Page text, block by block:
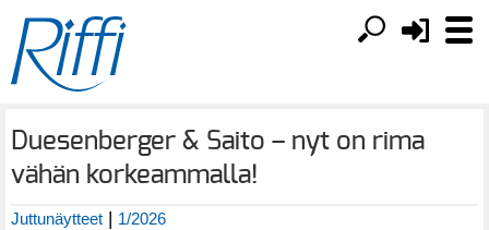
Duesenberger & Saito – nyt on rima
vähän korkeammalla!
Juttunäytteet | 1/2026